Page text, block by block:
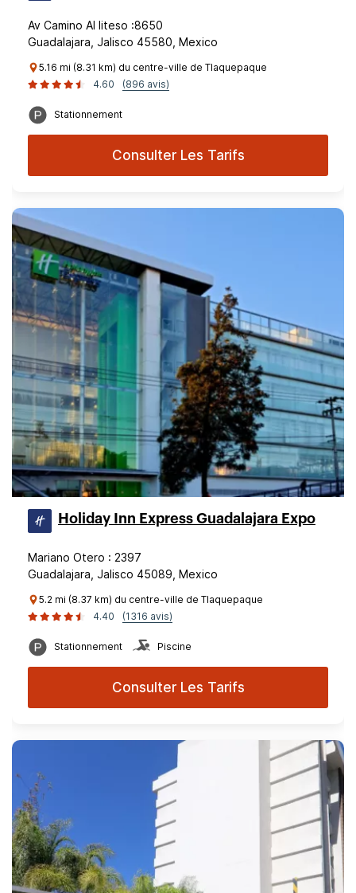
Av Camino Al Iiteso :8650
Guadalajara, Jalisco 45580, Mexico
5.16 mi (8.31 km) du centre-ville de Tlaquepaque
4.60
(896 avis)
Stationnement
Consulter Les Tarifs
Holiday Inn Express Guadalajara Expo
Mariano Otero : 2397
Guadalajara, Jalisco 45089, Mexico
5.2 mi (8.37 km) du centre-ville de Tlaquepaque
4.40
(1316 avis)
Stationnement Piscine
Consulter Les Tarifs